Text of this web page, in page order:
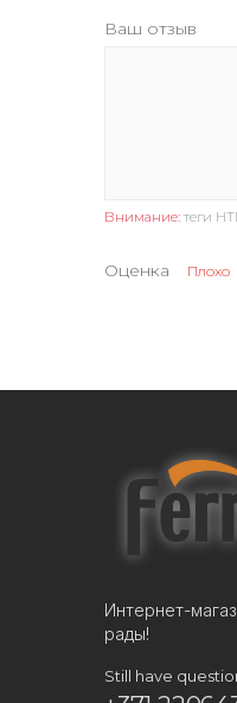
Ваш отзыв
Внимание: теги
Оценка Плохо
Интернет-
рады!
Still have